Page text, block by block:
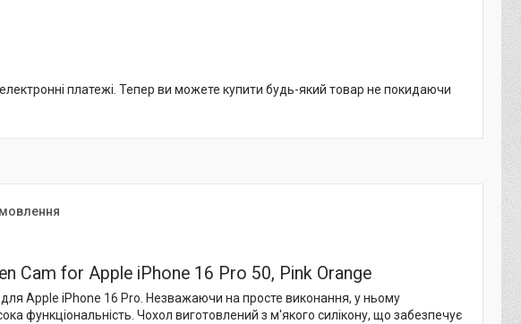
електронні платежі. Тепер ви можете купити будь-який товар не покидаючи
Cam for Apple iPhone 16 Pro 50, Pink Orange
Apple iPhone 16 Pro. Незважаючи на просте виконання, у ньому
функціональність. Чохол виготовлений з м'якого силікону, що забезпечує